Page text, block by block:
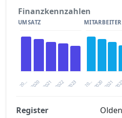
Finanzkennzahlen
UMSATZ
20… 2021 2023
2020 2022
MITARBEITER
20… 2021
2020
Register